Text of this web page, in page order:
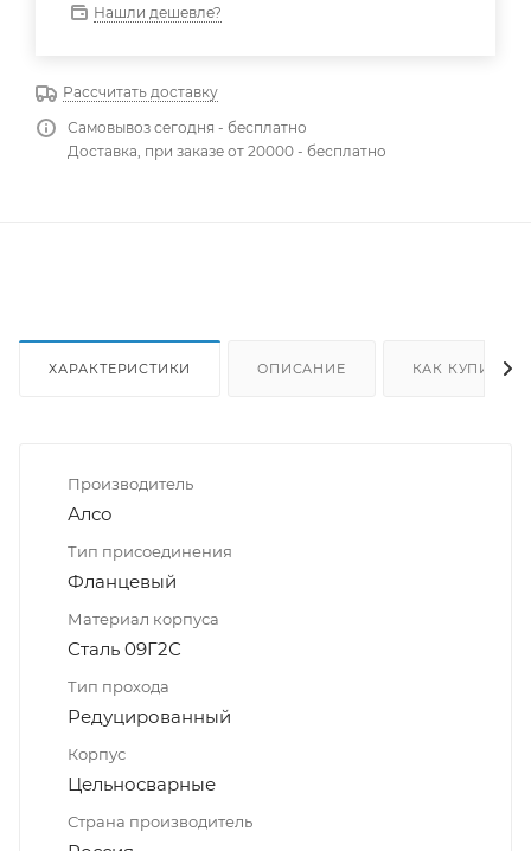
Нашли дешевле?
Рассчитать доставку
Самовывоз сегодня - бесплатно
Доставка, при заказе от 20000 - бесплатно
ХАРАКТЕРИСТИКИ ОПИСАНИЕ КАК КУПИТЬ
Производитель
Алсо
Тип присоединения
Фланцевый
Материал корпуса
Сталь 09Г2С
Тип прохода
Редуцированный
Корпус
Цельносварные
Страна производитель